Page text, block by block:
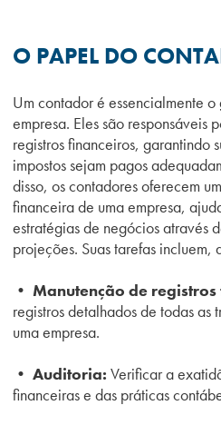
O PAPEL DO
Um contador é essencialmente
empresa. Eles são responsáveis
registros financeiros, garantindo
impostos sejam pagos
disso, os contadores oferecem
financeira de uma empresa,
estratégias de negócios através
projeções. Suas tarefas incluem,
• Manutenção de registros
registros detalhados de todas as
uma empresa.
• Auditoria: Verificar a
financeiras e das práticas